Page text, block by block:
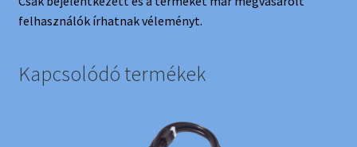
felhasználók írhatnak véleményt.
Kapcsolódó termékek